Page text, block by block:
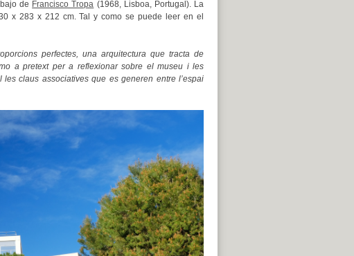
de Francisco Tropa (1968, Lisboa, Portugal). La
x 283 x 212 cm. Tal y como se puede leer en el
perfectes, una arquitectura que tracta de
a pretext per a reflexionar sobre el museu i les
claus associatives que es generen entre l’espai